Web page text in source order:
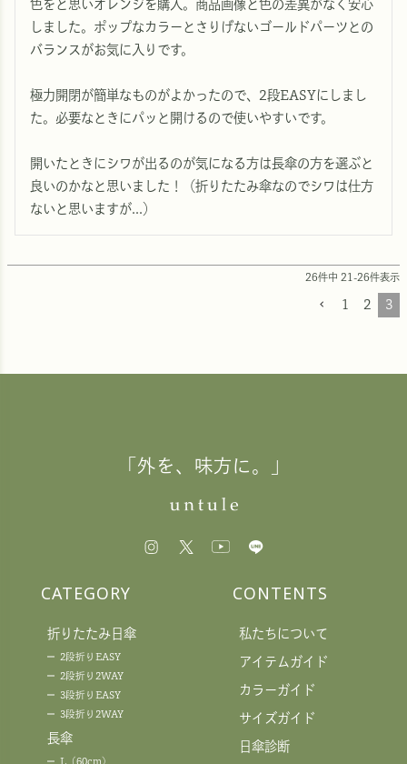
色をと思いオレンジを購入。商品画像と色の差異がなく安心
しました。ポップなカラーとさりげないゴールドパーツとの
バランスがお気に入りです。
極力開閉が簡単なものがよかったので、2段EASYにしまし
た。必要なときにパッと開けるので使いやすいです。
開いたときにシワが出るのが気になる方は長傘の方を選ぶと
良いのかなと思いました！（折りたたみ傘なのでシワは仕方
ないと思いますが...）
26件中 21 -26件表示
1 2 3
「外を、味方に。」
CATEGORY
折りたたみ日傘
2段折りEASY
2段折り2WAY
3段折りEASY
3段折り2WAY
長傘
L（60cm）
CONTENTS
私たちについて
アイテムガイド
カラーガイド
サイズガイド
日傘診断